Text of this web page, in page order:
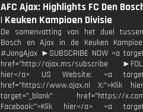
AFC Ajax: Highlights FC Den
| Keuken Kampioen Divisie
De samenvatting van het duel
Bosch en Ajax in de Keuken
#JongAjax ►SUBSCRIBE NOW <a
href="http://ajax.ms/subscribe
hier</a> US Website: <a
href="https://www.ajax.nl X:">Klik
target="_blank" href="https://x.com/
Facebook:">Klik hier</a> <a